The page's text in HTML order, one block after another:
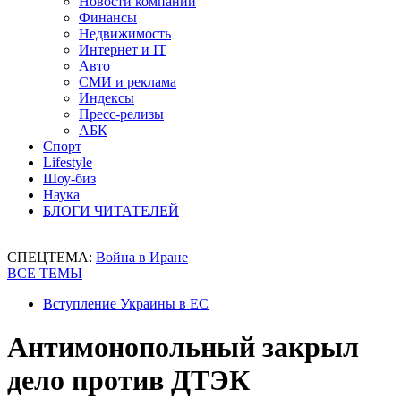
Финансы
Недвижимость
Интернет и IT
Авто
СМИ и реклама
Индексы
Пресс-релизы
АБК
Спорт
Lifestyle
Шоу-биз
Наука
БЛОГИ ЧИТАТЕЛЕЙ
СПЕЦТЕМА: Война в Иране
ВСЕ ТЕМЫ
Вступление Украины в ЕС
Антимонопольный закрыл
дело против ДТЭК